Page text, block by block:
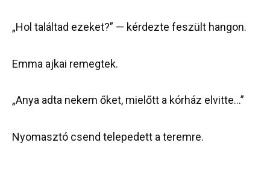
„Hol találtad ezeket?” — kérdezte feszült hangon.
Emma ajkai remegtek.
„Anya adta nekem őket, mielőtt a kórház elvitte…”
Nyomasztó csend telepedett a teremre.